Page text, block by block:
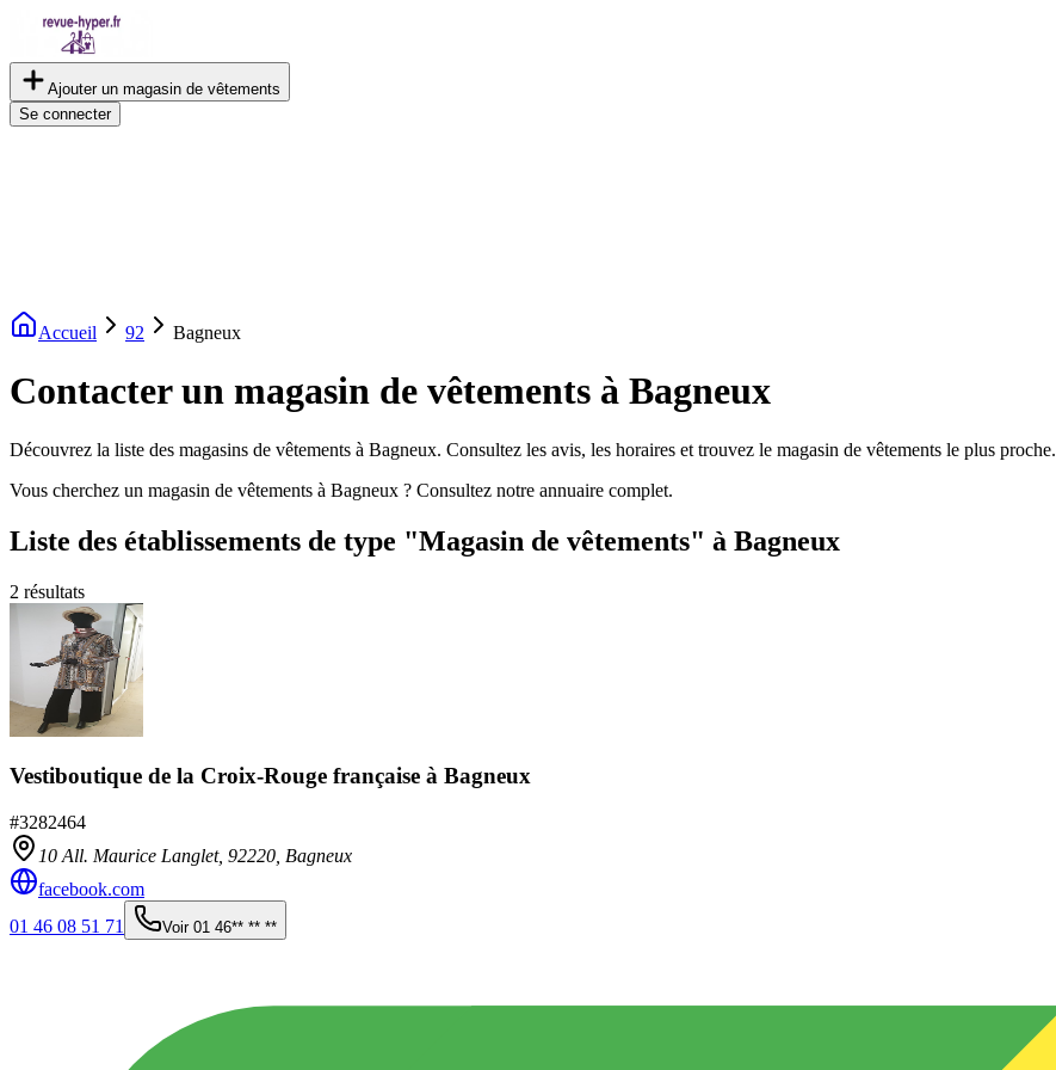
Ajouter un magasin de vêtements
Se connecter
Accueil 92 Bagneux
Contacter un magasin de vêtements à Bagneux
Découvrez la liste des magasins de vêtements à Bagneux. Consultez les avis, les horaires et trouvez le magasin de vêtements le plus proche.
Vous cherchez un magasin de vêtements à Bagneux ? Consultez notre annuaire complet.
Liste des établissements de type "Magasin de vêtements" à Bagneux
2 résultats
Vestiboutique de la Croix-Rouge française à Bagneux
#3282464
10 All. Maurice Langlet, 92220 Bagneux
facebook.com
01 46 08 51 71
Voir 01 46** ** **